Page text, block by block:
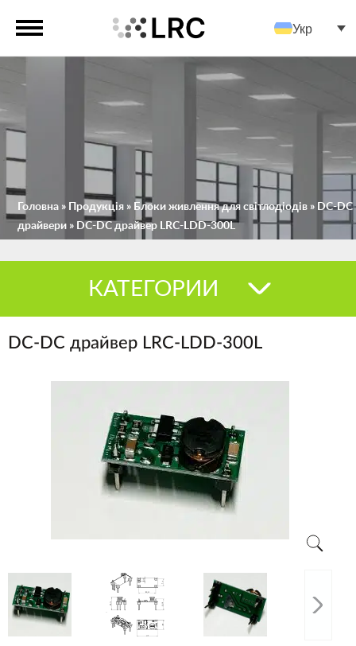
Укр
Головна » Продукція » Блоки живлення для світлодіодів » DC-DC
драйвери » DC-DC драйвер LRC-LDD-300L
КАТЕГОРИИ
DC-DC драйвер LRC-LDD-300L